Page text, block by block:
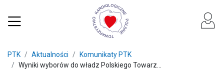
PTK Aktualności
Komunikaty PTK
Wyniki wyborów do władz Polskiego Towarz...